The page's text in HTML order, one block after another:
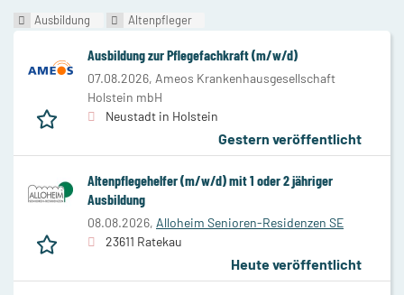
Ausbildung Altenpfleger
Ausbildung zur Pflegefachkraft (m/w/d)
07.08.2026, Ameos Krankenhausgesellschaft
Holstein mbH
Neustadt in Holstein
Gestern veröffentlicht
Altenpflegehelfer (m/w/d) mit 1 oder 2 jähriger
Ausbildung
08.08.2026, Alloheim Senioren-Residenzen SE
23611 Ratekau
Heute veröffentlicht